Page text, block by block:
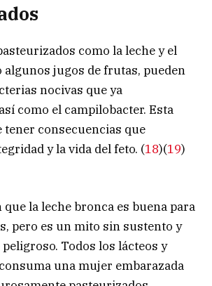
como la leche y el
algunos jugos de frutas, pueden
nocivas que ya
como el campilobacter. Esta
tener consecuencias que
y la vida del feto. (18)(19)
la leche bronca es buena para
pero es un mito sin sustento y
Todos los lácteos y
una mujer embarazada